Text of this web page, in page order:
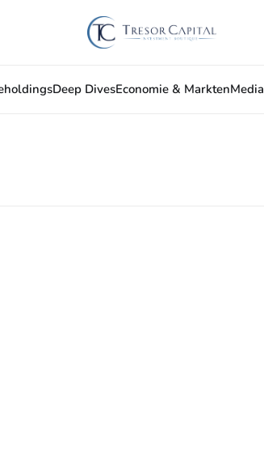
Deep DivesEconomie & MarktenMedia